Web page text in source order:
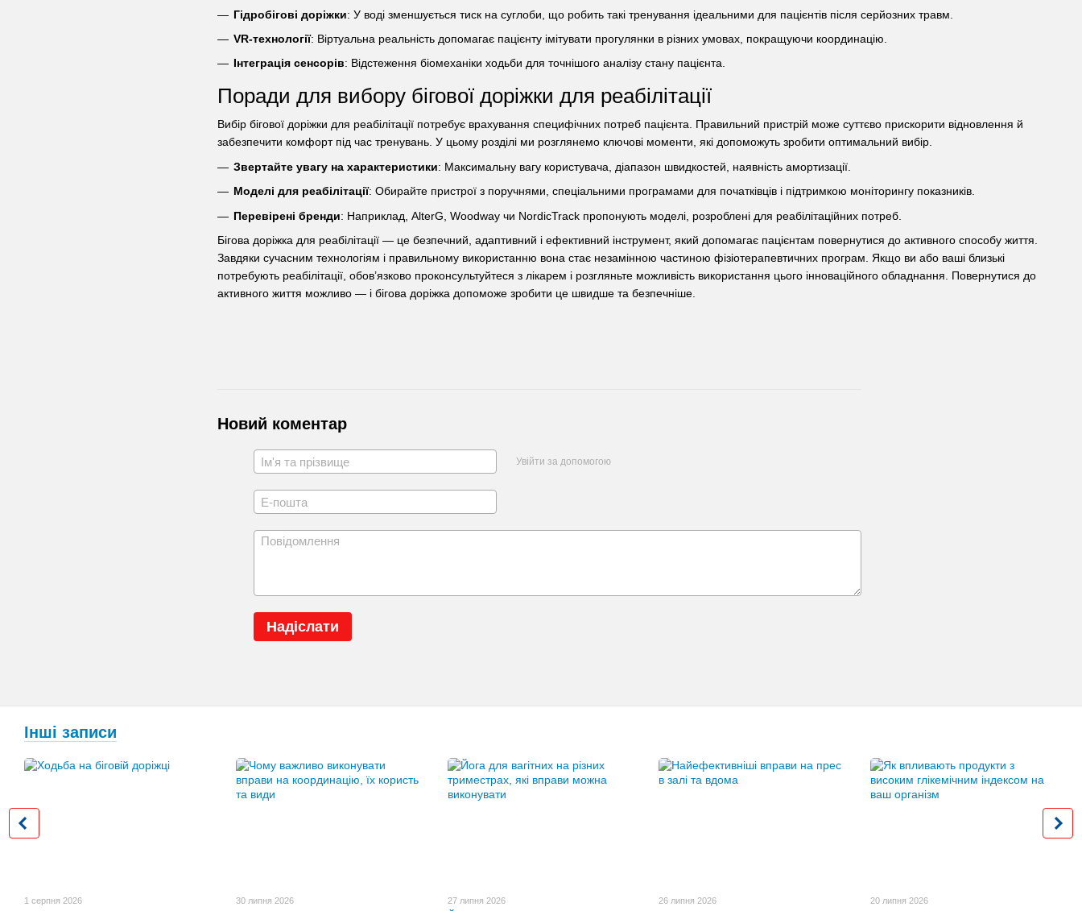
Гідробігові доріжки: У воді зменшується тиск на суглоби, що робить такі тренування ідеальними для пацієнтів після серйозних травм.
VR-технології: Віртуальна реальність допомагає пацієнту імітувати прогулянки в різних умовах, покращуючи координацію.
Інтеграція сенсорів: Відстеження біомеханіки ходьби для точнішого аналізу стану пацієнта.
Поради для вибору бігової доріжки для реабілітації
Вибір бігової доріжки для реабілітації потребує врахування специфічних потреб пацієнта. Правильний пристрій може суттєво прискорити відновлення й
забезпечити комфорт під час тренувань. У цьому розділі ми розглянемо ключові моменти, які допоможуть зробити оптимальний вибір.
Звертайте увагу на характеристики: Максимальну вагу користувача, діапазон швидкостей, наявність амортизації.
Моделі для реабілітації: Обирайте пристрої з поручнями, спеціальними програмами для початківців і підтримкою моніторингу показників.
Перевірені бренди: Наприклад, AlterG, Woodway чи NordicTrack пропонують моделі, розроблені для реабілітаційних потреб.
Бігова доріжка для реабілітації — це безпечний, адаптивний і ефективний інструмент, який допомагає пацієнтам повернутися до активного способу життя.
Завдяки сучасним технологіям і правильному використанню вона стає незамінною частиною фізіотерапевтичних програм. Якщо ви або ваші близькі
потребують реабілітації, обов’язково проконсультуйтеся з лікарем і розгляньте можливість використання цього інноваційного обладнання. Повернутися до
активного життя можливо — і бігова доріжка допоможе зробити це швидше та безпечніше.
Новий коментар
Увійти за допомогою
Надіслати
Інші записи
1 серпня 2026 30 липня 2026 27 липня 2026 26 липня 2026 20 липня 2026